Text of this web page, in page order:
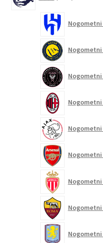
Nogometni
Nogometni
Nogometni